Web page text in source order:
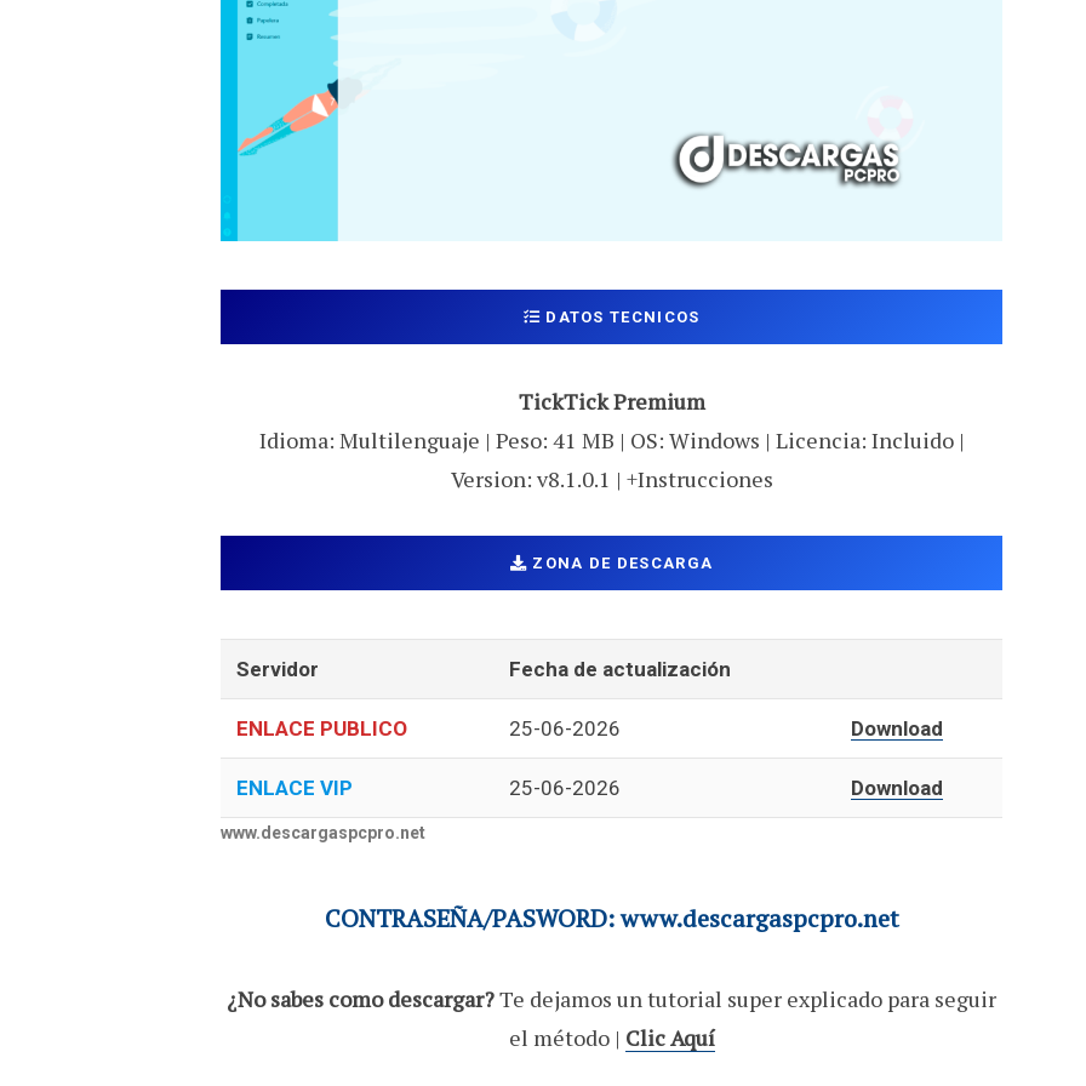
DATOS TECNICOS
TickTick Premium
Idioma: Multilenguaje | Peso: 41 MB | OS: Windows | Licencia: Incluido |
Version: v8.1.0.1 | +Instrucciones
ZONA DE DESCARGA
Servidor Fecha de actualización
ENLACE PUBLICO 25-06-2026 Download
ENLACE VIP 25-06-2026 Download
www.descargaspcpro.net
CONTRASEÑA/PASWORD: www.descargaspcpro.net
¿No sabes como descargar?Te dejamos un tutorial super explicado para seguir
el método | Clic Aquí